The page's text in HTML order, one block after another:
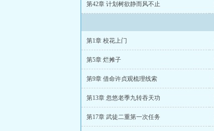
第42章 计划树欲静而风不止
第1章 校花上门
第5章 烂摊子
第9章 借命许贞观梳理线索
第13章 忽悠老季九转吞天功
第17章 武徒二重第一次任务